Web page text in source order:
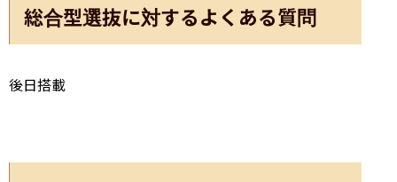
総合型選抜に対するよくある質問
後日搭載